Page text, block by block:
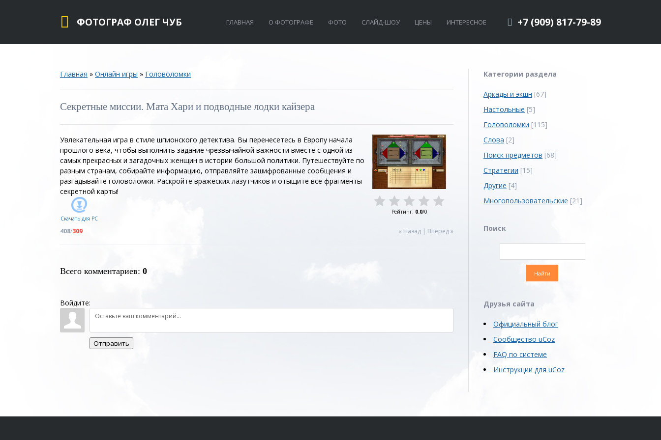
ФОТОГРАФ ОЛЕГ ЧУБ ГЛАВНАЯ О ФОТОГРАФЕ ФОТО СЛАЙД-ШОУ ЦЕНЫ ИНТЕРЕСНОЕ +7 (909) 817-79-89
Главная » Онлайн игры » Головоломки
Секретные миссии. Мата Хари и подводные лодки кайзера
Увлекательная игра в стиле шпионского детектива. Вы перенесетесь в Европу начала
прошлого века, чтобы выполнить задание чрезвычайной важности вместе с одной из
самых прекрасных и загадочных женщин в истории большой политики. Путешествуйте по
разным странам, собирайте информацию, отправляйте зашифрованные сообщения и
разгадывайте головоломки. Раскройте вражеских лазутчиков и отыщите все фрагменты
секретной карты!
Скачать для PC
Рейтинг: 0.0/0
« Назад | Вперед »
408/309
Всего комментариев: 0
Войдите:
Отправить
Категории раздела
Аркады и экшн [67]
Настольные [5]
Головоломки [115]
Слова [2]
Поиск предметов [68]
Стратегии [15]
Другие [4]
Многопользовательские [21]
Поиск
Друзья сайта
Официальный блог
Сообщество uCoz
FAQ по системе
Инструкции для uCoz